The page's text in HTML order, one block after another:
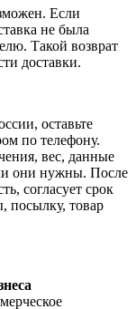
Если
не была
Такой возврат
доставки.
оставьте
по телефону.
вес, данные
они нужны. После
согласует срок
посылку, товар